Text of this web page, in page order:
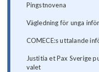
Pingstnovena
Vägledning för unga
COMECE:s uttalande
Justitia et Pax Sverige
valet